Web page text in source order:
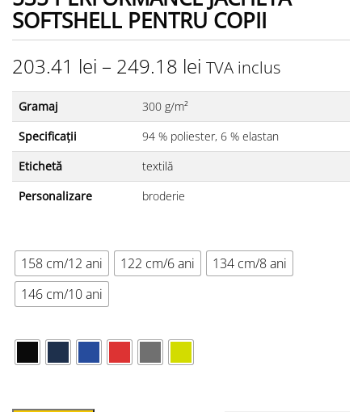
SOFTSHELL PENTRU COPII
203.41 lei – 249.18 lei TVA inclus
Gramaj
300 g/m²
Specificații
94 % poliester, 6 % elastan
Etichetă
textilă
Personalizare
broderie
158 cm/12 ani 122 cm/6 ani
134 cm/8 ani
146 cm/10 ani